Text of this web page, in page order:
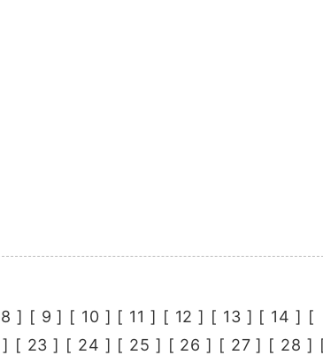
8 ] [ 9 ] [ 10 ] [ 11 ] [ 12 ] [ 13 ] [ 14 ] [
] [ 23 ] [ 24 ] [ 25 ] [ 26 ] [ 27 ] [ 28 ]